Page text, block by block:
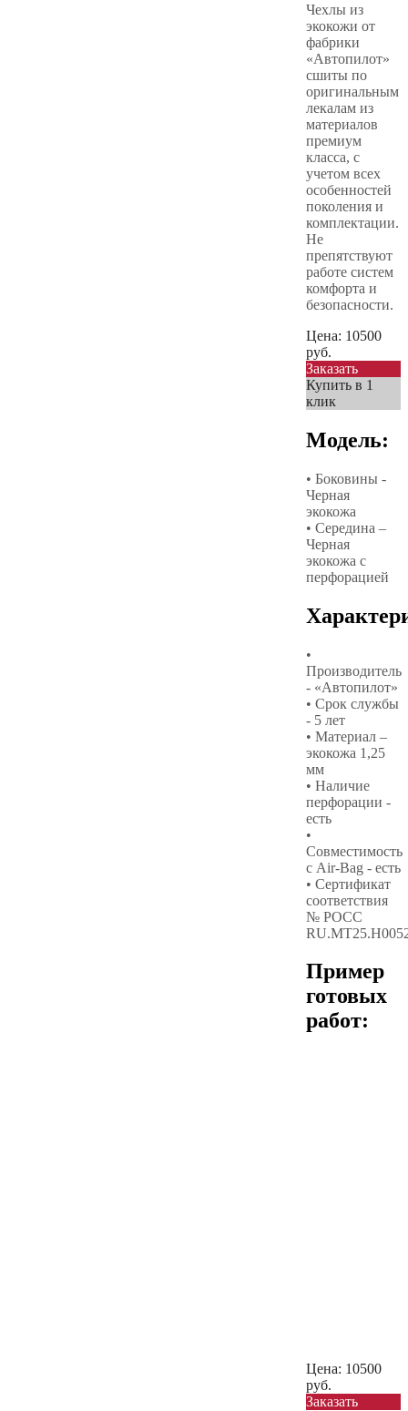
Чехлы из
экокожи от
фабрики
«Автопилот»
сшиты по
оригинальным
лекалам из
материалов
премиум
класса, с
учетом всех
особенностей
поколения и
комплектации.
Не
препятствуют
работе систем
комфорта и
безопасности.
Цена: 10500
руб.
Заказать
Купить в 1
клик
Модель:
• Боковины -
Черная
экокожа
• Середина –
Черная
экокожа с
перфорацией
•
Производитель
- «Автопилот»
• Срок службы
- 5 лет
• Материал –
экокожа 1,25
мм
• Наличие
перфорации -
есть
•
Совместимость
с Air-Bag - есть
• Сертификат
соответствия
№ РОСС
Пример
готовых
работ:
Цена: 10500
руб.
Заказать